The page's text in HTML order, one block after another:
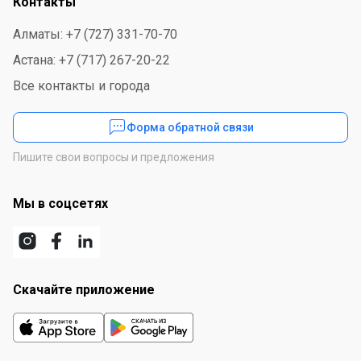
Алматы: +7 (727) 331-70-70
Астана: +7 (717) 267-20-22
Все контакты и города
Форма обратной связи
Пишите свои вопросы и предложения
Мы в соцсетях
Скачайте приложение